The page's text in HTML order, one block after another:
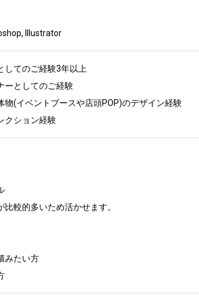
Illustrator
してのご経験3年以上
ーとしてのご経験
物(イベントブースや店頭POP)のデザイン経験
クション経験
較的多いため活かせます。
みたい方